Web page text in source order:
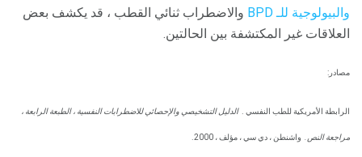
والبيولوجية للـ BPD
والاضطراب ثنائي القطب ، قد يكشف بعض
العلاقات غير المكتشفة بين الحالتين.
مصادر:
الرابطة الأمريكية للطب النفسي . الدليل التشخيصي والإحصائي للاضطرابات النفسية ، الطبعة الرابعة ،
مراجعة النص. واشنطن ، دي سي ، مؤلف ، 2000.